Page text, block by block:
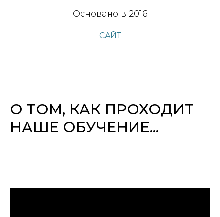
Основано в 2016
САЙТ
О ТОМ, КАК ПРОХОДИТ
НАШЕ ОБУЧЕНИЕ...